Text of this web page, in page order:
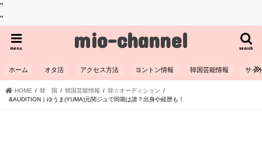
"
"
mio-channel search
menu
ホーム オタ活 アクセス方法 ヨントン情報 韓国芸能情報 サイ
HOME 韓 国 韓国芸能情報
韓☆オーディション
&AUDITION｜ゆうま(YUMA)元関ジュで同期は誰？出身や経歴も！